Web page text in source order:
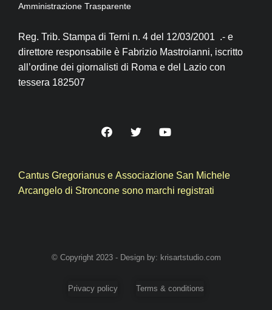
Amministrazione Trasparente
Reg. Trib. Stampa di Terni n. 4 del 12/03/2001 .- e
direttore responsabile è Fabrizio Mastroianni, iscritto
all’ordine dei giornalisti di Roma e del Lazio con
tessera 182507
Cantus Gregorianus e Associazione San Michele
Arcangelo di Stroncone sono marchi registrati
© Copyright 2023 - Design by: krisartstudio.com
Privacy policy Terms & conditions